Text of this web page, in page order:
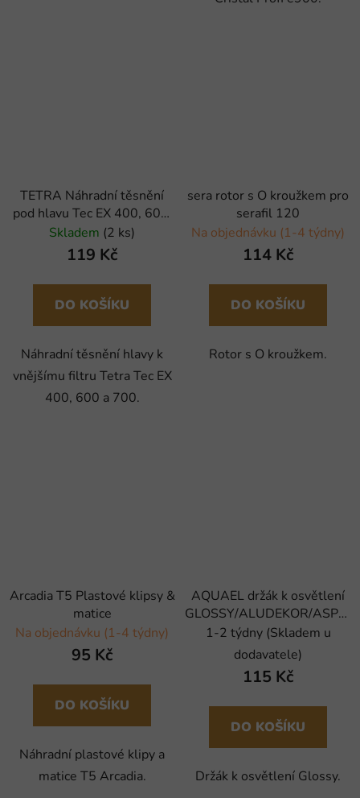
TETRA Náhradní těsnění
pod hlavu Tec EX 400, 600,
700 (1ks)
Skladem (2 ks)
119 Kč
DO KOŠÍKU
Náhradní těsnění hlavy k
vnějšímu filtru Tetra Tec EX
400, 600 a 700.
sera rotor s O kroužkem pro
serafil 120
Na objednávku (1-4 týdny)
114 Kč
DO KOŠÍKU
Rotor s O kroužkem.
Arcadia T5 Plastové klipsy &
matice
Na objednávku (1-4 týdny)
95 Kč
DO KOŠÍKU
Náhradní plastové klipy a
matice T5 Arcadia.
AQUAEL držák k osvětlení
GLOSSY/ALUDEKOR/
(2ks)
1-2 týdny (Skladem u
dodavatele)
115 Kč
DO KOŠÍKU
Držák k osvětlení Glossy.